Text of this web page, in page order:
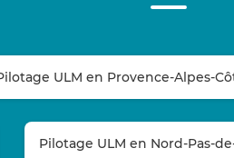
ULM en Provence-Alpes-
Pilotage ULM en Nord-Pas-